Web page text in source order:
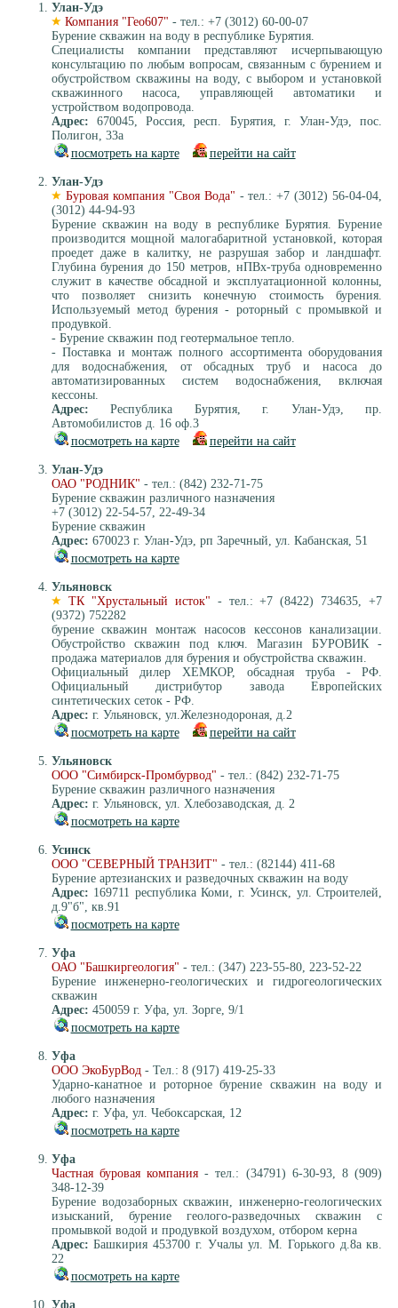
Улан-Удэ
Компания "Гео607" - тел.: +7 (3012) 60-00-07
Бурение скважин на воду в республике Бурятия.
Специалисты компании представляют исчерпывающую
консультацию по любым вопросам, связанным с бурением и
обустройством скважины на воду, с выбором и установкой
скважинного насоса, управляющей автоматики и
устройством водопровода.
Адрес: 670045, Россия, респ. Бурятия, г. Улан-Удэ, пос.
Полигон, 33а
посмотреть на карте
перейти на сайт
Улан-Удэ
Буровая компания "Своя Вода" - тел.: +7 (3012) 56-04-04,
(3012) 44-94-93
Бурение скважин на воду в республике Бурятия. Бурение
производится мощной малогабаритной установкой, которая
проедет даже в калитку, не разрушая забор и ландшафт.
Глубина бурения до 150 метров, нПВх-труба одновременно
служит в качестве обсадной и эксплуатационной колонны,
что позволяет снизить конечную стоимость бурения.
Используемый метод бурения - роторный с промывкой и
продувкой.
- Бурение скважин под геотермальное тепло.
- Поставка и монтаж полного ассортимента оборудования
для водоснабжения, от обсадных труб и насоса до
автоматизированных систем водоснабжения, включая
кессоны.
Адрес: Республика Бурятия, г. Улан-Удэ, пр.
Автомобилистов д. 16 оф.3
посмотреть на карте
перейти на сайт
Улан-Удэ
ОАО "РОДНИК" - тел.: (842) 232-71-75
Бурение скважин различного назначения
+7 (3012) 22-54-57, 22-49-34
Бурение скважин
Адрес: 670023 г. Улан-Удэ, рп Заречный, ул. Кабанская, 51
посмотреть на карте
Ульяновск
ТК "Хрустальный исток" - тел.: +7 (8422) 734635, +7
(9372) 752282
бурение скважин монтаж насосов кессонов канализации.
Обустройство скважин под ключ. Магазин БУРОВИК -
продажа материалов для бурения и обустройства скважин.
Официальный дилер ХЕМКОР, обсадная труба - РФ.
Официальный дистрибутор завода Европейских
синтетических сеток - РФ.
Адрес: г. Ульяновск, ул.Железнодороная, д.2
посмотреть на карте
перейти на сайт
Ульяновск
ООО "Симбирск-Промбурвод" - тел.: (842) 232-71-75
Бурение скважин различного назначения
Адрес: г. Ульяновск, ул. Хлебозаводская, д. 2
посмотреть на карте
Усинск
ООО "СЕВЕРНЫЙ ТРАНЗИТ" - тел.: (82144) 411-68
Бурение артезианских и разведочных скважин на воду
Адрес: 169711 республика Коми, г. Усинск, ул. Строителей,
д.9"б", кв.91
посмотреть на карте
Уфа
ОАО "Башкиргеология" - тел.: (347) 223-55-80, 223-52-22
Бурение инженерно-геологических и гидрогеологических
скважин
Адрес: 450059 г. Уфа, ул. Зорге, 9/1
посмотреть на карте
Уфа
ООО ЭкоБурВод- Тел.: 8 (917) 419-25-33
Ударно-канатное и роторное бурение скважин на воду и
любого назначения
Адрес: г. Уфа, ул. Чебоксарская, 12
посмотреть на карте
Уфа
Частная буровая компания - тел.: (34791) 6-30-93, 8 (909)
348-12-39
Бурение водозаборных скважин, инженерно-геологических
изысканий, бурение геолого-разведочных скважин с
промывкой водой и продувкой воздухом, отбором керна
Адрес: Башкирия 453700 г. Учалы ул. М. Горького д.8а кв.
22
посмотреть на карте
Уфа